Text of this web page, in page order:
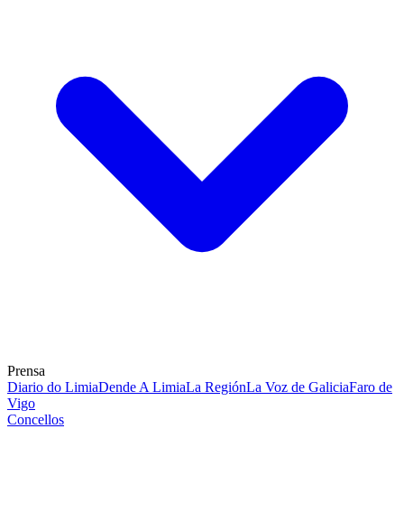
Prensa
Diario do LimiaDende A LimiaLa RegiónLa Voz de GaliciaFaro de
Vigo
Concellos